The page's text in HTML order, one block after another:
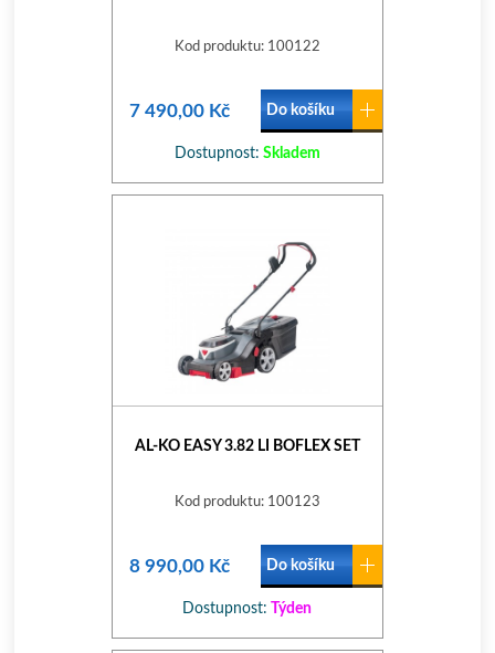
Kod produktu: 100122
7 490,00 Kč Do košíku
Dostupnost: Skladem
AL-KO EASY 3.82 LI BOFLEX SET
Kod produktu: 100123
8 990,00 Kč Do košíku
Dostupnost: Týden